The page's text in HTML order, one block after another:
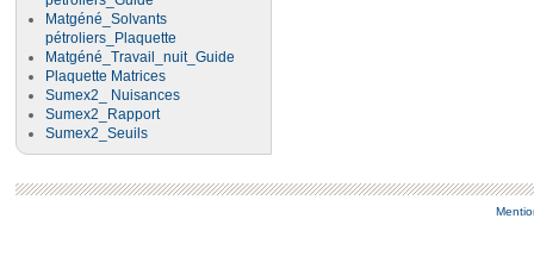
Matgéné_Solvants
pétroliers_Plaquette
Matgéné_Travail_nuit_Guide
Plaquette Matrices
Sumex2_ Nuisances
Sumex2_Rapport
Sumex2_Seuils